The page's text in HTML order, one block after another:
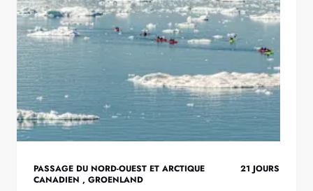
PASSAGE DU NORD-OUEST ET ARCTIQUE
CANADIEN , GROENLAND
21 JOURS